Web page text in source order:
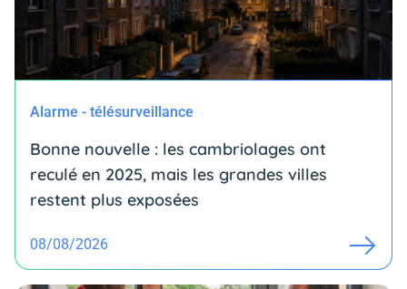
Alarme - télésurveillance
Bonne nouvelle : les cambriolages ont
reculé en 2025, mais les grandes villes
restent plus exposées
08/08/2026